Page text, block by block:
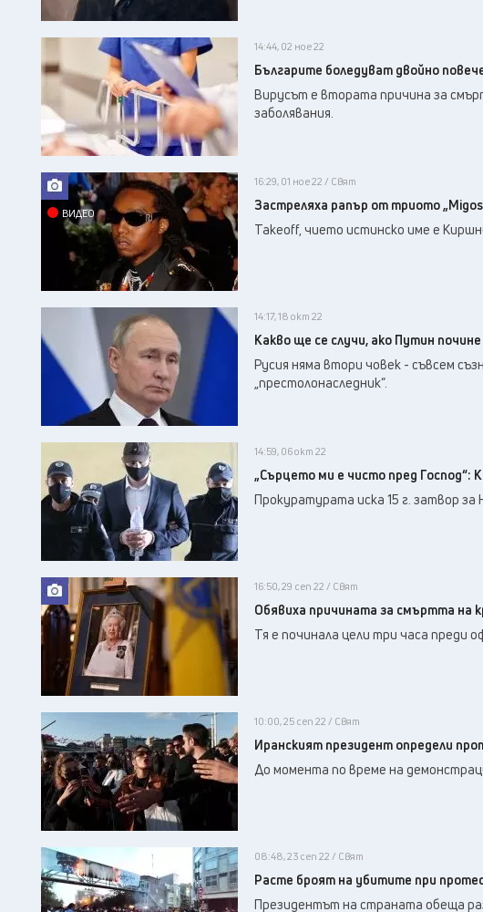
14:44, 02 ное 22
Българите боледуват двойно
Вирусът е втората причина за
заболявания.
ВИДЕО
16:29, 01 ное 22 / Свят
Застреляха рапър от триото
Takeoff, чието истинско име е
14:17, 18 окт 22
Какво ще се случи, ако Путин
Русия няма втори човек - съвсем
„престолонаследник“.
14:59, 06 окт 22
„Сърцето ми е чисто пред Господ“:
Прокуратурата иска 15 г. затвор
16:50, 29 сеп 22 / Свят
Обявиха причината за смъртта на
Тя е починала цели три часа преди
10:00, 25 сеп 22 / Свят
Иранският президент определи
До момента по време на
08:48, 23 сеп 22 / Свят
Расте броят на убитите при
Президентът на страната обеща